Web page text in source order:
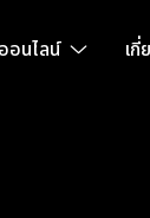
อนไลน์ เกี่